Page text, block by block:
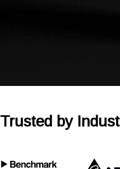
Trusted by